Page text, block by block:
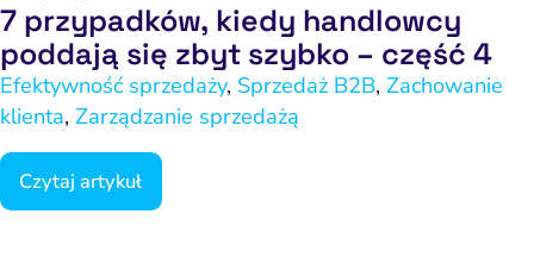
7 przypadków, kiedy handlowcy
poddają się zbyt szybko – część 4
Efektywność sprzedaży, Sprzedaż B2B, Zachowanie
klienta, Zarządzanie sprzedażą
Czytaj artykuł